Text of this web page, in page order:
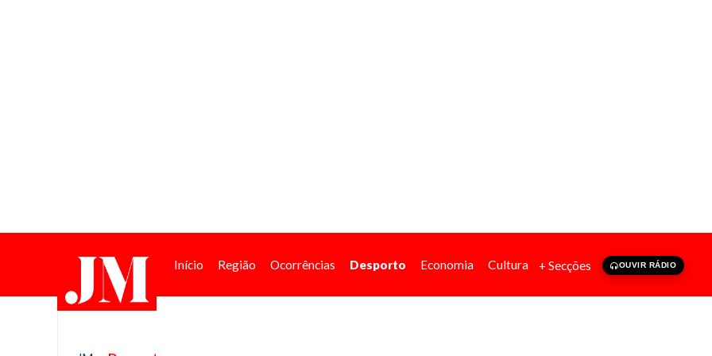
Início Região Ocorrências Desporto Economia Cultura + Secções OUVIR RÁDIO